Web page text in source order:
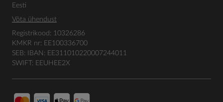
Eesti
Võta ühendust
Registrikood: 10326286
KMKR nr: EE100336700
SEB: IBAN: EE311010220007244011
SWIFT: EEUHEE2X